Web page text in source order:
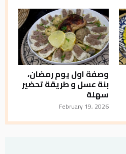
وصفة اول يوم رمضان،
بنة عسل و طريقة تحضير
سهلة
February 19, 2026